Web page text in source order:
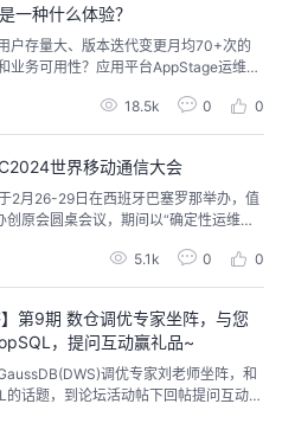
一种什么体验？
户存量大、版本迭代变更月均70+次的
业务可用性？应用平台AppStage运维中
决”，使得变更效率提升90%，业务可
18.5k 0 0
世界移动通信大会
2月26-29日在西班牙巴塞罗那举办，值
原会圆桌会议，期间以“确定性运维实
运维实践案例，加速企业转型和提质
5.1k 0 0
第9期 数仓调优专家坐阵，与您
，提问互动赢礼品~
调优专家刘老师坐阵，和
话题，到论坛活动帖下回帖提问互动赢